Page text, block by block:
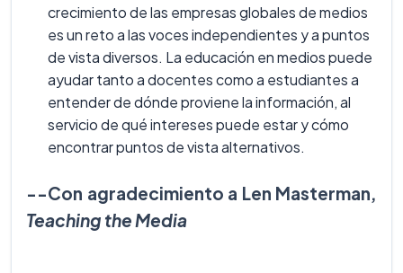
crecimiento de las empresas globales de medios
es un reto a las voces independientes y a puntos
de vista diversos. La educación en medios puede
ayudar tanto a docentes como a estudiantes a
entender de dónde proviene la información, al
servicio de qué intereses puede estar y cómo
encontrar puntos de vista alternativos.
--Con agradecimiento a Len Masterman,
Teaching the Media